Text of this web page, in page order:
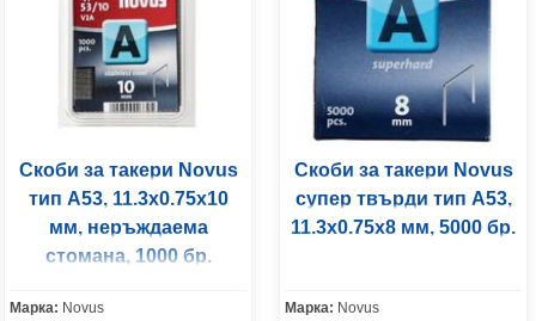
Скоби за такери Novus
тип A53, 11.3x0.75x10
мм, неръждаема
стомана, 1000 бр.
Марка: Novus
Скоби за такери Novus
супер твърди тип A53,
11.3x0.75x8 мм, 5000 бр.
Марка: Novus